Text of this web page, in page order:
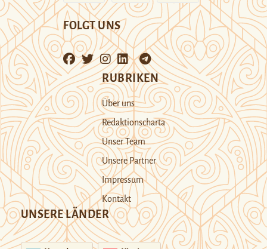
FOLGT UNS
RUBRIKEN
Über uns
Redaktionscharta
Unser Team
Unsere Partner
Impressum
Kontakt
UNSERE LÄNDER